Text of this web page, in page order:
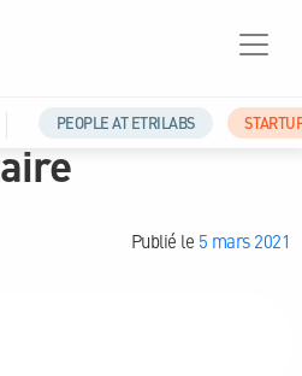
PEOPLE AT ETRILABS
Publié le 5 mars 2021